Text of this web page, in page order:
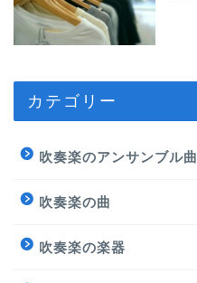
カテゴリー
吹奏楽のアンサンブル曲
吹奏楽の曲
吹奏楽の楽器